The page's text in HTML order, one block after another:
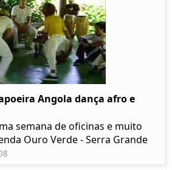
Angola dança afro e
semana de oficinas e muito
Ouro Verde - Serra Grande